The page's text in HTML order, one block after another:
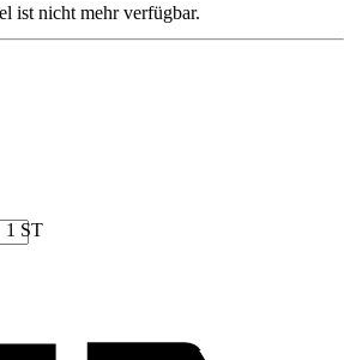
ist nicht mehr verfügbar.
1 ST